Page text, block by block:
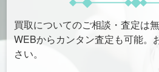
買取についてのご相談・査定は無
WEBからカンタン査定も可能。
さい。